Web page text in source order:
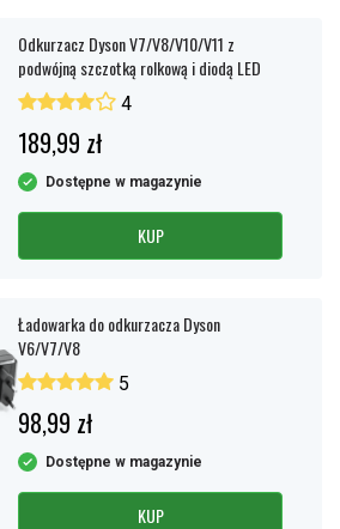
Odkurzacz Dyson V7/V8/V10/V11 z
podwójną szczotką rolkową i diodą LED
4
189,99 zł
Dostępne w magazynie
KUP
Ładowarka do odkurzacza Dyson
V6/V7/V8
5
98,99 zł
Dostępne w magazynie
KUP